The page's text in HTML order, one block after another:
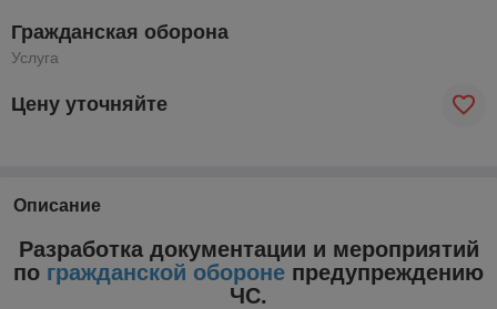
Гражданская оборона
Услуга
Цену уточняйте
Описание
Разработка документации и мероприятий
по гражданской обороне предупреждению
ЧС.